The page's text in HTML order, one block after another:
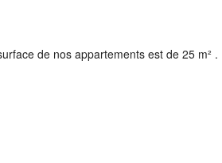
de nos appartements est de 25 m² .